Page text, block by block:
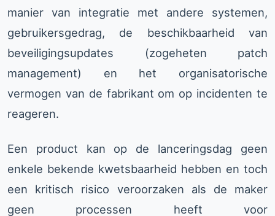
manier van integratie met andere systemen,
gebruikersgedrag, de beschikbaarheid van
beveiligingsupdates (zogeheten patch
management) en het organisatorische
vermogen van de fabrikant om op incidenten te
reageren.
Een product kan op de lanceringsdag geen
enkele bekende kwetsbaarheid hebben en toch
een kritisch risico veroorzaken als de maker
geen processen heeft voor